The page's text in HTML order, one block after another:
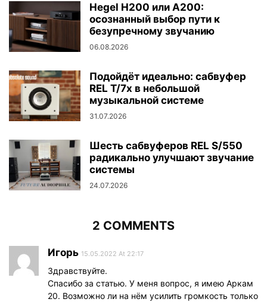
Hegel H200 или A200:
осознанный выбор пути к
безупречному звучанию
06.08.2026
Подойдёт идеально: сабвуфер
REL T/7x в небольшой
музыкальной системе
31.07.2026
Шесть сабвуферов REL S/550
радикально улучшают звучание
системы
24.07.2026
2 COMMENTS
Игорь 15.05.2022 At 22:17
Здравствуйте.
Спасибо за статью. У меня вопрос, я имею Аркам
20. Возможно ли на нём усилить громкость только